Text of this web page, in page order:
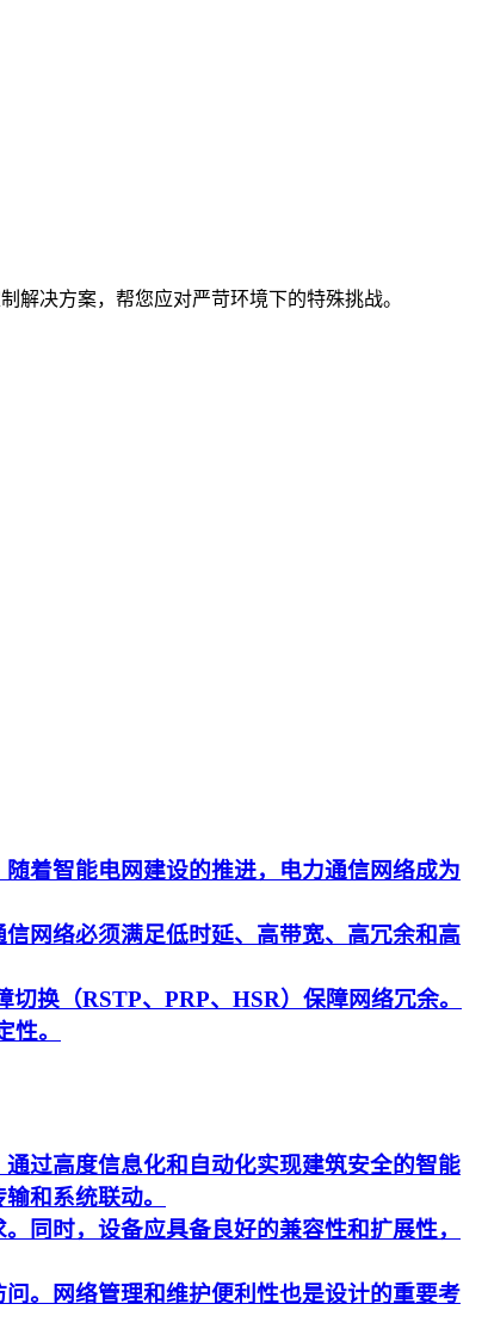
解决方案，帮您应对严苛环境下的特殊挑战。
着智能电网建设的推进，电力通信网络成为
网络必须满足低时延、高带宽、高冗余和高
换（RSTP、PRP、HSR）保障网络冗余。
。
过高度信息化和自动化实现建筑安全的智能
和系统联动。
同时，设备应具备良好的兼容性和扩展性，
。网络管理和维护便利性也是设计的重要考